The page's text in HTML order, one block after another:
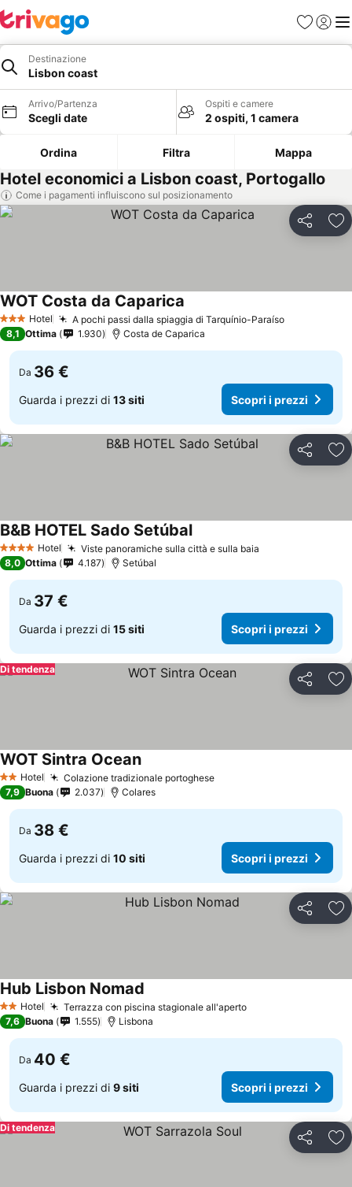
PreferitiAccedi
Destinazione
Lisbon coast
Arrivo/Partenza
Scegli date
Ospiti e camere
2 ospiti, 1 camera
Ordina Filtra Mappa
Hotel economici a Lisbon coast, Portogallo
Come i pagamenti influiscono sul posizionamento
Condividi
3 StelleHotel A pochi passi dalla spiaggia di Tarquínio-Paraíso
WOT Costa da Caparica
8,1 Ottima 1.930 Costa de Caparica
Da 36 €
Guarda i prezzi di 13 siti Scopri i prezzi
Condividi
4 Stelle Hotel Viste panoramiche sulla città e sulla baia
B&B HOTEL Sado Setúbal
8,0 Ottima 4.187 Setúbal
Da 37 €
Guarda i prezzi di 15 siti Scopri i prezzi
Condividi
Di tendenza
2 StelleHotel Colazione tradizionale portoghese
WOT Sintra Ocean
7,9 Buona 2.037 Colares
Da 38 €
Guarda i prezzi di 10 siti Scopri i prezzi
Condividi
2 StelleHotel Terrazza con piscina stagionale all'aperto
Hub Lisbon Nomad
7,6 Buona 1.555 Lisbona
Da 40 €
Guarda i prezzi di 9 siti Scopri i prezzi
Condividi
Di tendenza